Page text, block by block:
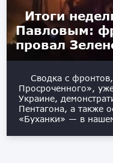
Итоги
Павловым:
провал
Сводка с
Просроченного»,
Украине,
Пентагона, а также
«Буханки» — в